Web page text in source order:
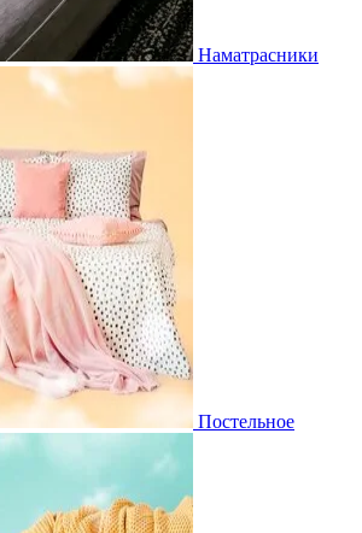
Наматрасники
Постельное